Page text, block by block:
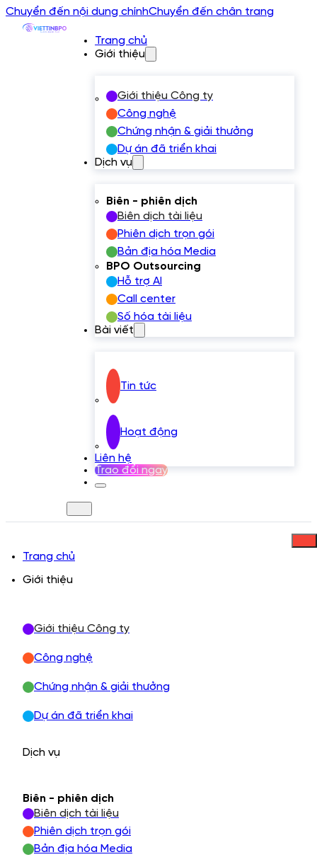
Chuyển đến nội dung chínhChuyển đến chân trang
Trang chủ
Giới thiệu
Giới thiệu Công ty
Công nghệ
Chứng nhận & giải thưởng
Dự án đã triển khai
Dịch vụ
Biên - phiên dịch
Biên dịch tài liệu
Phiên dịch trọn gói
Bản địa hóa Media
BPO Outsourcing
Hỗ trợ AI
Call center
Số hóa tài liệu
Bài viết
Tin tức
Hoạt động
Liên hệ
Trao đổi ngay
Trang chủ
Giới thiệu
Giới thiệu Công ty
Công nghệ
Chứng nhận & giải thưởng
Dự án đã triển khai
Dịch vụ
Biên - phiên dịch
Biên dịch tài liệu
Phiên dịch trọn gói
Bản địa hóa Media